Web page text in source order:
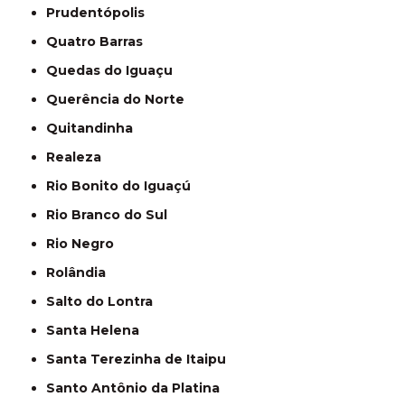
Prudentópolis
Quatro Barras
Quedas do Iguaçu
Querência do Norte
Quitandinha
Realeza
Rio Bonito do Iguaçú
Rio Branco do Sul
Rio Negro
Rolândia
Salto do Lontra
Santa Helena
Santa Terezinha de Itaipu
Santo Antônio da Platina